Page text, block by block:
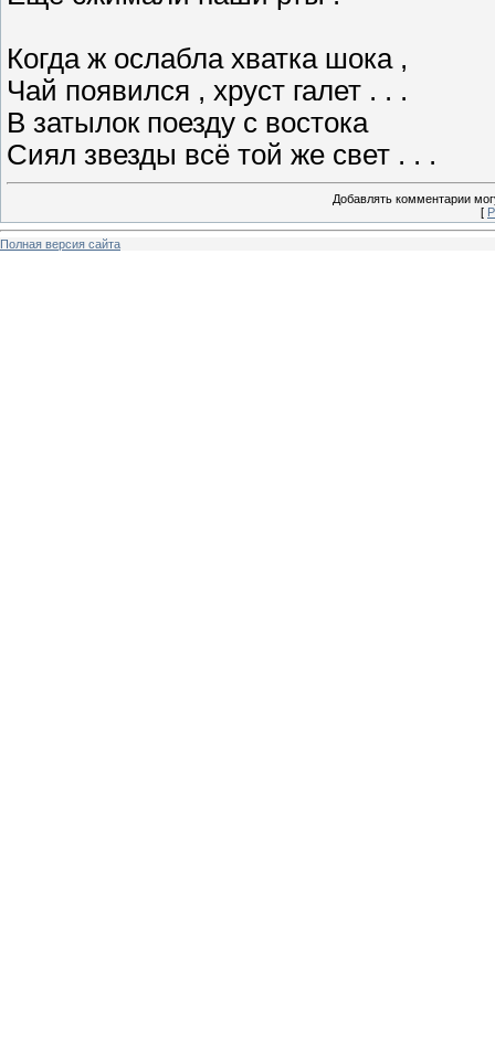
Когда ж ослабла хватка шока ,
Чай появился , хруст галет . . .
В затылок поезду с востока
Сиял звезды всё той же свет . . .
Добавлять комментарии
[
Полная версия сайта